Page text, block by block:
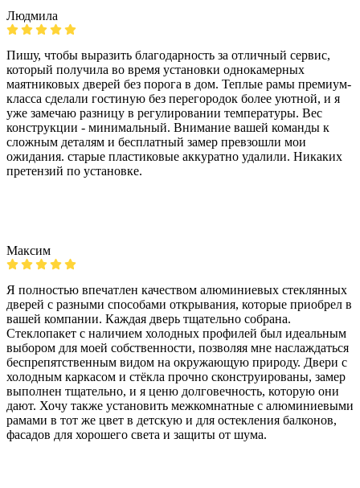
Людмила
Пишу, чтобы выразить благодарность за отличный сервис,
который получила во время установки однокамерных
маятниковых дверей без порога в дом. Теплые рамы премиум-
класса сделали гостиную без перегородок более уютной, и я
уже замечаю разницу в регулировании температуры. Вес
конструкции - минимальный. Внимание вашей команды к
сложным деталям и бесплатный замер превзошли мои
ожидания. старые пластиковые аккуратно удалили. Никаких
претензий по установке.
Максим
Я полностью впечатлен качеством алюминиевых стеклянных
дверей с разными способами открывания, которые приобрел в
вашей компании. Каждая дверь тщательно собрана.
Стеклопакет с наличием холодных профилей был идеальным
выбором для моей собственности, позволяя мне наслаждаться
беспрепятственным видом на окружающую природу. Двери с
холодным каркасом и стёкла прочно сконструированы, замер
выполнен тщательно, и я ценю долговечность, которую они
дают. Хочу также установить межкомнатные с алюминиевыми
рамами в тот же цвет в детскую и для остекления балконов,
фасадов для хорошего света и защиты от шума.